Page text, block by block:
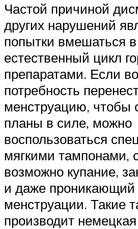
Частой причиной
других нарушений
попытки вмешаться в
естественный цикл
препаратами. Если
потребность
менструацию, чтобы
планы в силе, можно
воспользоваться
мягкими тампонами,
возможно купание,
и даже проникающий
менструации. Такие
производит